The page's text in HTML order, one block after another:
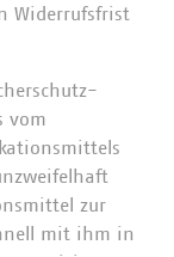
Widerrufsfrist
vom
zur
mit ihm in